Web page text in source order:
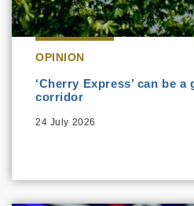
OPINION
‘Cherry Express’ can be
corridor
24 July 2026